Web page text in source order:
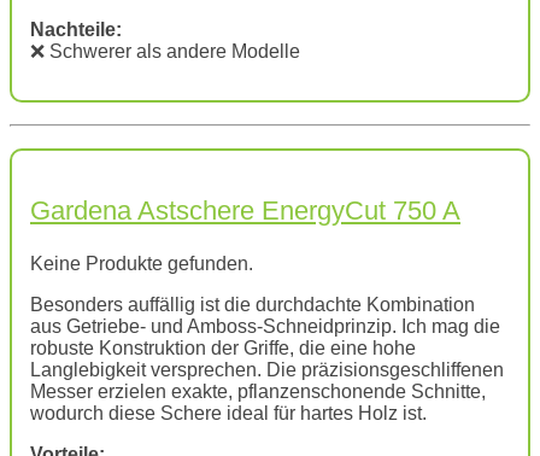
Nachteile:
❌ Schwerer als andere Modelle
Gardena Astschere EnergyCut 750 A
Keine Produkte gefunden.
Besonders auffällig ist die durchdachte Kombination
aus Getriebe- und Amboss-Schneidprinzip. Ich mag die
robuste Konstruktion der Griffe, die eine hohe
Langlebigkeit versprechen. Die präzisionsgeschliffenen
Messer erzielen exakte, pflanzenschonende Schnitte,
wodurch diese Schere ideal für hartes Holz ist.